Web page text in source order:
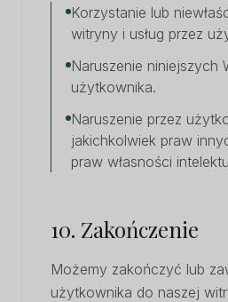
Korzystanie lub
witryny i usług przez
Naruszenie niniejszych
użytkownika.
Naruszenie przez
jakichkolwiek praw
praw własności
10. Zakończenie
Możemy zakończyć lub
użytkownika do naszej